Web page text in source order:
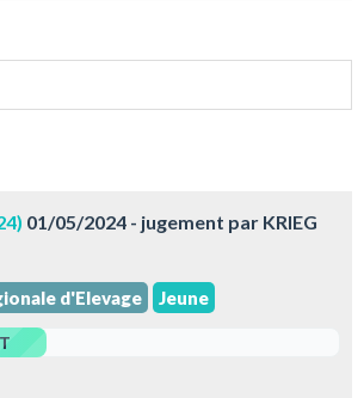
01/05/2024 - jugement par KRIEG
d'Elevage Jeune